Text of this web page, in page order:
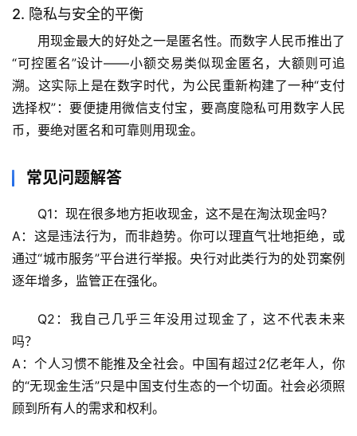
宇
文
生
活
学
技
前
沿
理
驿
站
辟
2. 隐私与安全的平衡
用现金最大的好处之一是匿名性。而数字人民币推出了
“可控匿名”设计——小额交易类似现金匿名，大额则可追
溯。 这实际上是在数字时代，为公民重新构建了一种“支付
选择权” ：要便捷用微信支付宝，要高度隐私可用数字人民
币，要绝对匿名和可靠则用现金。
常见问题解答
Q1：现在很多地方拒收现金，这不是在淘汰现金吗？
A：这是违法行为，而非趋势。你可以理直气壮地拒绝，或
通过“城市服务”平台进行举报。央行对此类行为的处罚案例
逐年增多，监管正在强化。
Q2：我自己几乎三年没用过现金了，这不代表未来
吗？
A：个人习惯不能推及全社会。 中国有超过2亿老年人，你
的“无现金生活”只是中国支付生态的一个切面。社会必须照
顾到所有人的需求和权利。